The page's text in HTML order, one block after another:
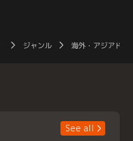
ジャンル 海外・アジアドラ
See all